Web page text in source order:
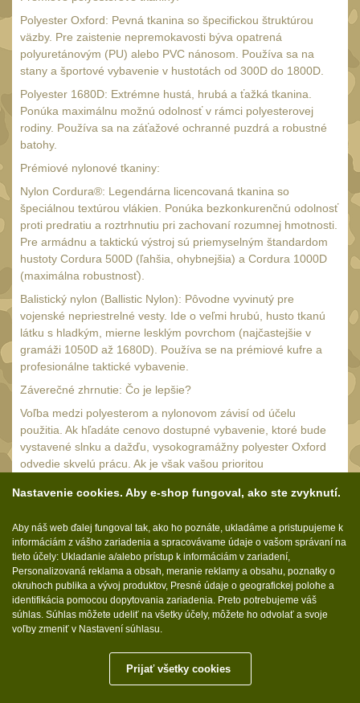
AR15 14
AK47
.2210
.223 (5.56mm) 9
.243 .260 (6.5mm)7
.270 .280 (7mm)
12GA, 20GA14
.40 .41
.44 .4512
1911 9
Náradie a nástroje 34
AR15
.227
.223 (5.56mm)
.30 .308 (7.62mm) 11
12GA, 20GA
.40 .41
.44 .45
Polyester Oxford: Pevná tkanina so špecifickou štruktúrou
väzby. Pre zaistenie nepremokavosti býva opatrená
polyuretánovým (PU) alebo PVC nánosom. Používa sa na
stany a športové vybavenie v hustotách od 300D do 1800D.
Polyester 1680D: Extrémne hustá, hrubá a ťažká tkanina.
Ponúka maximálnu možnú odolnosť v rámci polyesterovej
rodiny. Používa sa na záťažové ochranné puzdrá a robustné
batohy.
Prémiové nylonové tkaniny:
Nylon Cordura®: Legendárna licencovaná tkanina so
špeciálnou textúrou vlákien. Ponúka bezkonkurenčnú odolnosť
proti predratiu a roztrhnutiu pri zachovaní rozumnej hmotnosti.
Pre armádnu a taktickú výstroj sú priemyselným štandardom
hustoty Cordura 500D (ľahšia, ohybnejšia) a Cordura 1000D
(maximálna robustnosť).
Balistický nylon (Ballistic Nylon): Pôvodne vyvinutý pre
vojenské nepriestrelné vesty. Ide o veľmi hrubú, husto tkanú
látku s hladkým, mierne lesklým povrchom (najčastejšie v
gramáži 1050D až 1680D). Používa se na prémiové kufre a
profesionálne taktické vybavenie.
Záverečné zhrnutie: Čo je lepšie?
Voľba medzi polyesterom a nylonovom závisí od účelu
použitia. Ak hľadáte cenovo dostupné vybavenie, ktoré bude
vystavené slnku a dažďu, vysokogramážny polyester Oxford
odvedie skvelú prácu. Ak je však vašou prioritou
spoľahlivosť v bojových alebo expedičných podmienkach,
1000D a vyššou.
Sledujte nás:
Nastavenie cookies. Aby e-shop fungoval, ako ste zvyknutí.
Aby náš web ďalej fungoval tak, ako ho poznáte, ukladáme a pristupujeme k
informáciám z vášho zariadenia a spracovávame údaje o vašom správaní na
tieto účely: Ukladanie a/alebo prístup k informáciám v zariadení,
Personalizovaná reklama a obsah, meranie reklamy a obsahu, poznatky o
okruhoch publika a vývoj produktov, Presné údaje o geografickej polohe a
identifikácia pomocou dopytovania zariadenia. Preto potrebujeme váš
súhlas. Súhlas môžete udeliť na všetky účely, môžete ho odvolať a svoje
voľby zmeniť v Nastavení súhlasu.
Prijať všetky cookies